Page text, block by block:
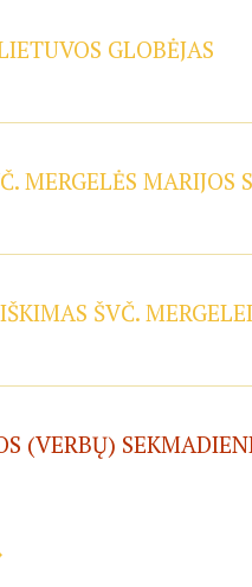
GLOBĖJAS
MERGELĖS MARIJOS
ŠVČ.
(VERBŲ)